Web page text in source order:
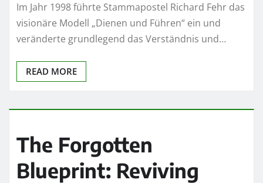
Im Jahr 1998 führte Stammapostel Richard Fehr das
visionäre Modell „Dienen und Führen“ ein und
veränderte grundlegend das Verständnis und…
READ MORE
The Forgotten
Blueprint: Reviving